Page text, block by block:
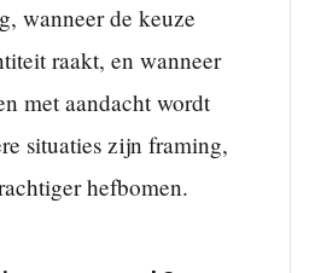
wanneer de keuze
raakt, en wanneer
met aandacht wordt
situaties zijn framing,
hefbomen.